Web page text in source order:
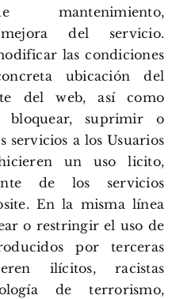
mantenimiento,
del servicio.
las condiciones
ubicación del
del web, así como
bloquear, suprimir o
servicios a los Usuarios
un uso licito,
de los servicios
En la misma línea
o restringir el uso de
por terceras
ilícitos, racistas
de terrorismo,